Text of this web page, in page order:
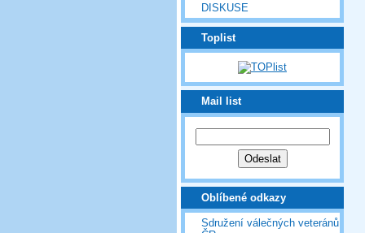
DISKUSE
Toplist
Mail list
Oblíbené odkazy
Sdružení válečných veteránů